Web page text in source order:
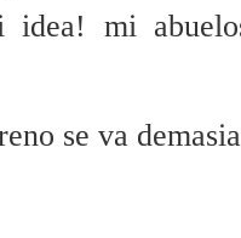
idea! mi
se va